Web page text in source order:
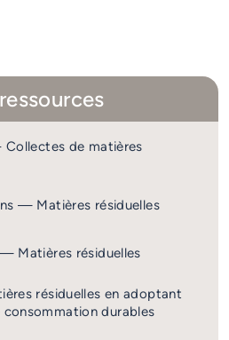
Collectes de matières
— Matières résiduelles
Matières résiduelles
résiduelles en adoptant
durables